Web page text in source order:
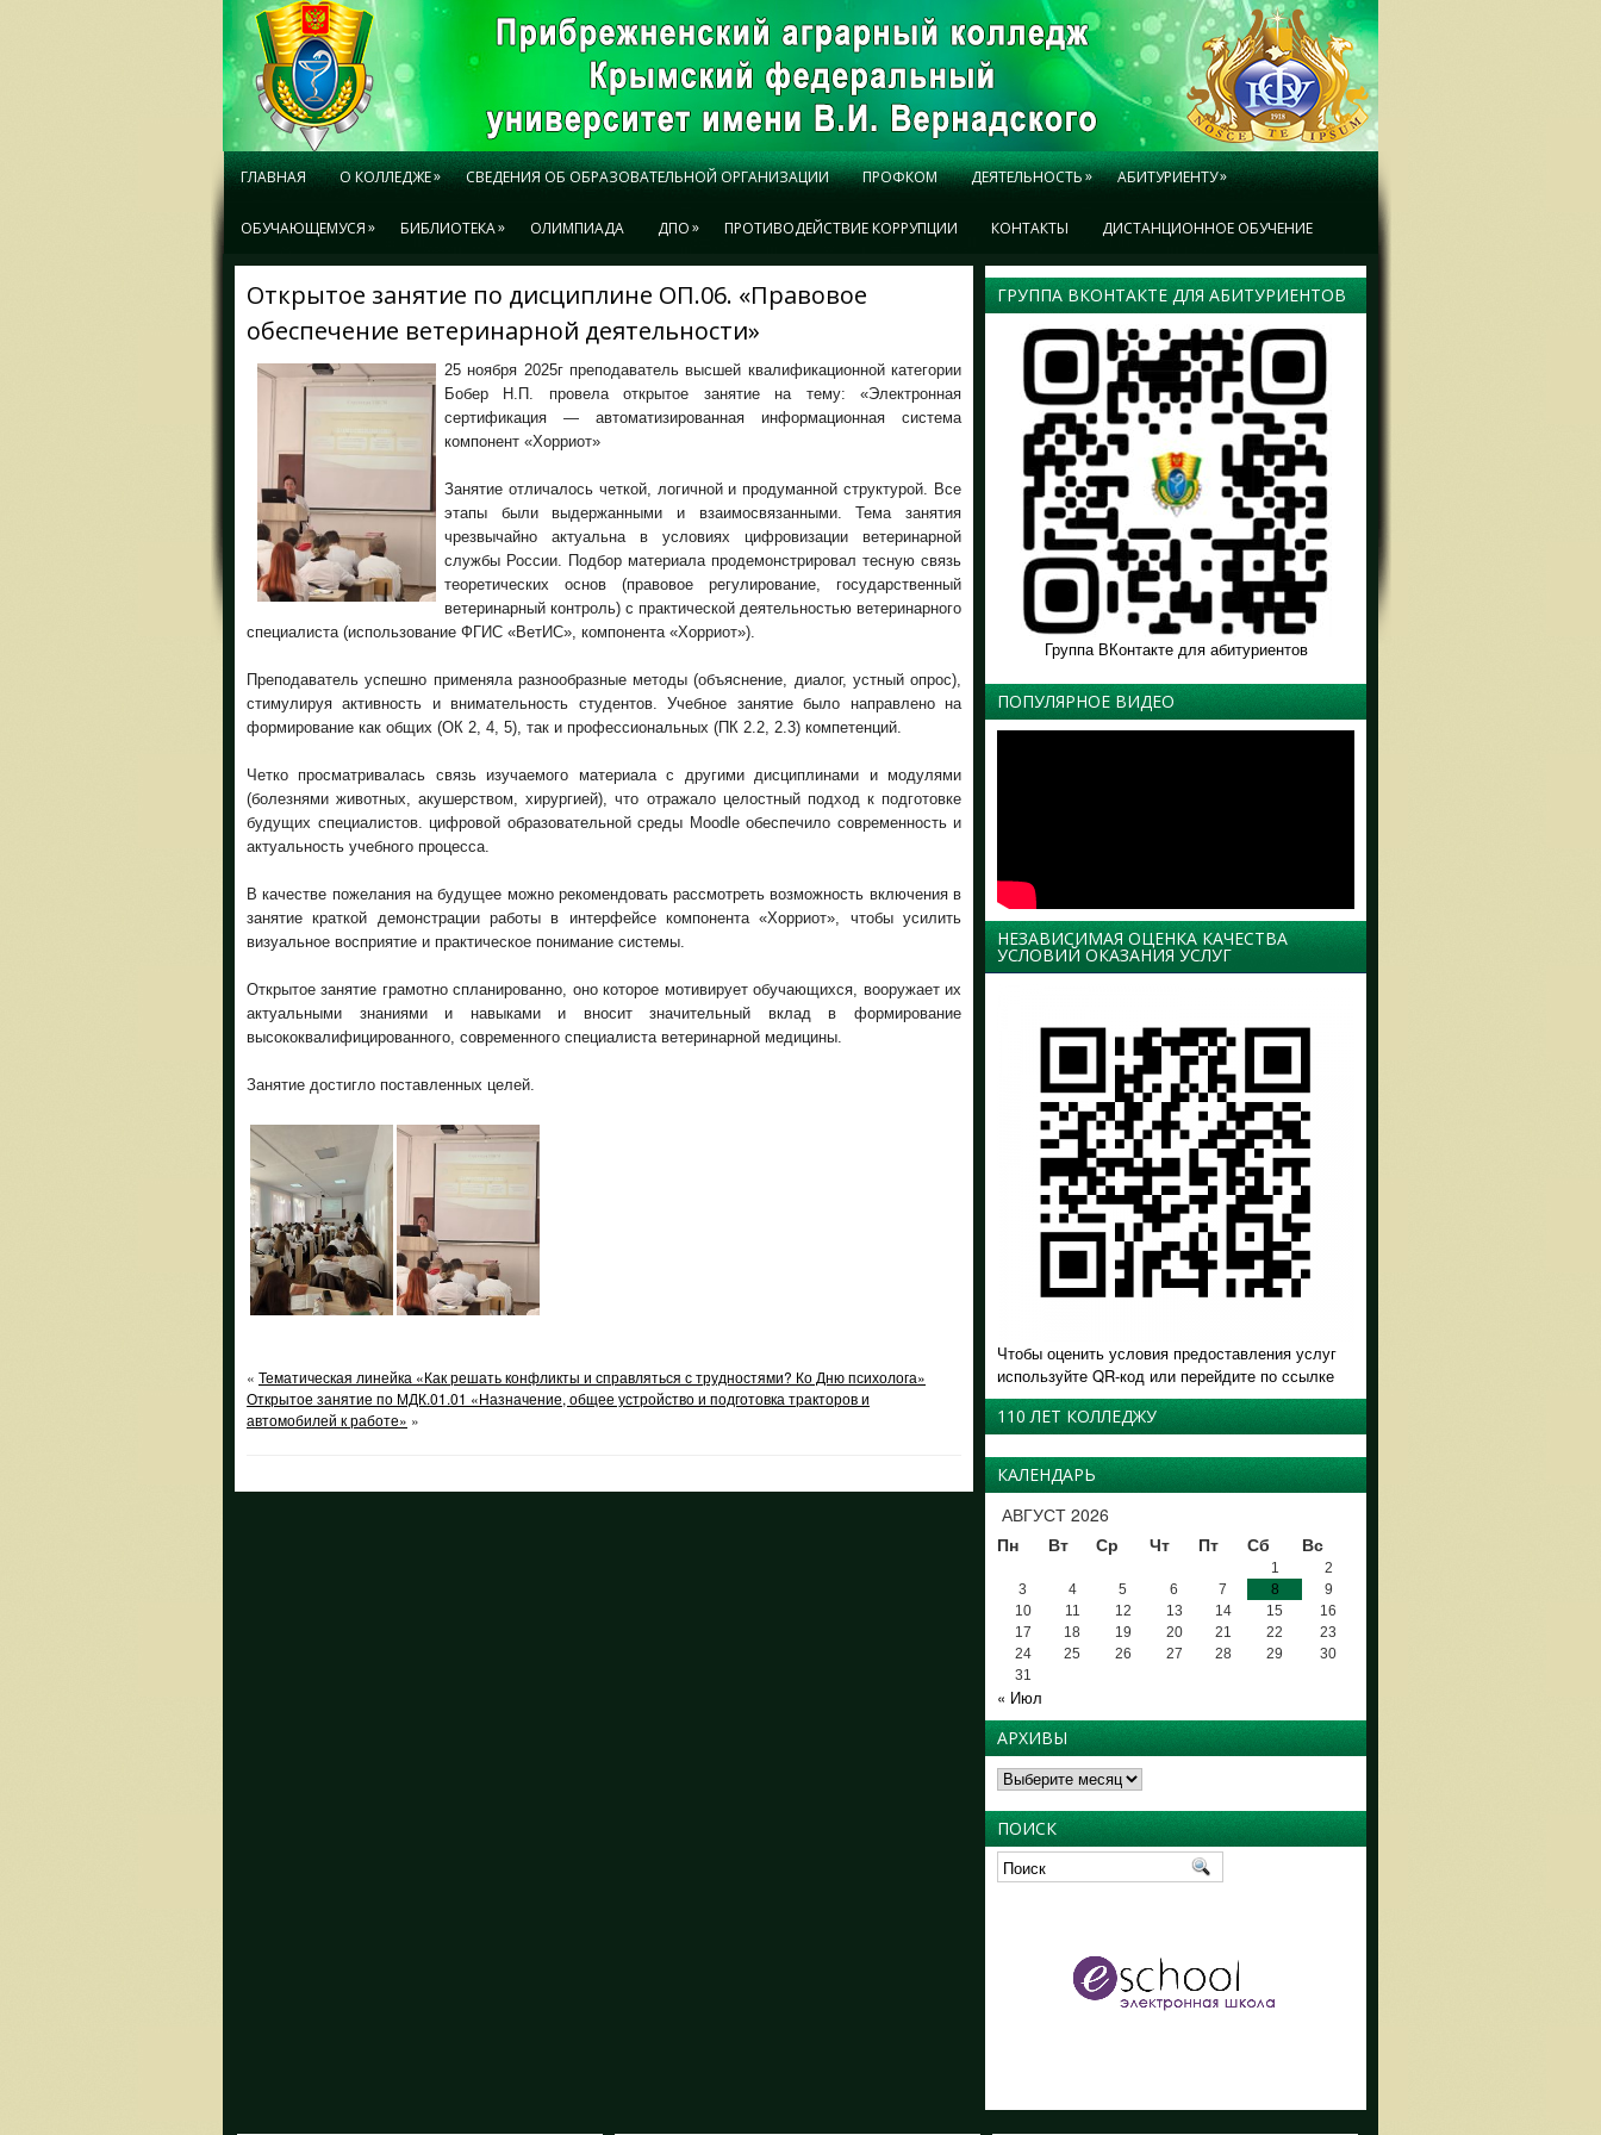
ГЛАВНАЯ О КОЛЛЕДЖЕ» СВЕДЕНИЯ ОБ ОБРАЗОВАТЕЛЬНОЙ ОРГАНИЗАЦИИ ПРОФКОМ ДЕЯТЕЛЬНОСТЬ» АБИТУРИЕНТУ»
ОБУЧАЮЩЕМУСЯ» БИБЛИОТЕКА» ОЛИМПИАДА ДПО» ПРОТИВОДЕЙСТВИЕ КОРРУПЦИИ КОНТАКТЫ ДИСТАНЦИОННОЕ ОБУЧЕНИЕ
Открытое занятие по дисциплине ОП.06. «Правовое
обеспечение ветеринарной деятельности»
25 ноября 2025г преподаватель высшей квалификационной категории
Бобер Н.П. провела открытое занятие на тему: «Электронная
сертификация — автоматизированная информационная система
компонент «Хорриот»
Занятие отличалось четкой, логичной и продуманной структурой. Все
этапы были выдержанными и взаимосвязанными. Тема занятия
чрезвычайно актуальна в условиях цифровизации ветеринарной
службы России. Подбор материала продемонстрировал тесную связь
теоретических основ (правовое регулирование, государственный
ветеринарный контроль) с практической деятельностью ветеринарного
специалиста (использование ФГИС «ВетИС», компонента «Хорриот»).
Преподаватель успешно применяла разнообразные методы (объяснение, диалог, устный опрос),
стимулируя активность и внимательность студентов. Учебное занятие было направлено на
формирование как общих (ОК 2, 4, 5), так и профессиональных (ПК 2.2, 2.3) компетенций.
Четко просматривалась связь изучаемого материала с другими дисциплинами и модулями
(болезнями животных, акушерством, хирургией), что отражало целостный подход к подготовке
будущих специалистов. цифровой образовательной среды Moodle обеспечило современность и
актуальность учебного процесса.
В качестве пожелания на будущее можно рекомендовать рассмотреть возможность включения в
занятие краткой демонстрации работы в интерфейсе компонента «Хорриот», чтобы усилить
визуальное восприятие и практическое понимание системы.
Открытое занятие грамотно спланированно, оно которое мотивирует обучающихся, вооружает их
актуальными знаниями и навыками и вносит значительный вклад в формирование
высококвалифицированного, современного специалиста ветеринарной медицины.
Занятие достигло поставленных целей.
« Тематическая линейка «Как решать конфликты и справляться с трудностями? Ко Дню психолога»
Открытое занятие по МДК.01.01 «Назначение, общее устройство и подготовка тракторов и
автомобилей к работе» »
ГРУППА ВКОНТАКТЕ ДЛЯ АБИТУРИЕНТОВ
Группа ВКонтакте для абитуриентов
ПОПУЛЯРНОЕ ВИДЕО
НЕЗАВИСИМАЯ ОЦЕНКА КАЧЕСТВА
УСЛОВИЙ ОКАЗАНИЯ УСЛУГ
Чтобы оценить условия предоставления услуг
используйте QR-код или перейдите по ссылке
110 ЛЕТ КОЛЛЕДЖУ
КАЛЕНДАРЬ
АВГУСТ 2026
Пн
Вт Ср Чт Пт Сб Вс
1
2
3
4 5 6 7 8
9
10
11 12 13 14 15
16
17
18 19 20 21 22
23
24
25 26 27 28 29
30
31
« Июл
АРХИВЫ
Архивы
ПОИСК